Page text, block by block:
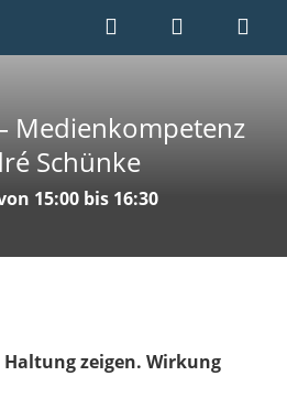
Medienkompetenz
Schünke
15:00 bis 16:30
zeigen. Wirkung